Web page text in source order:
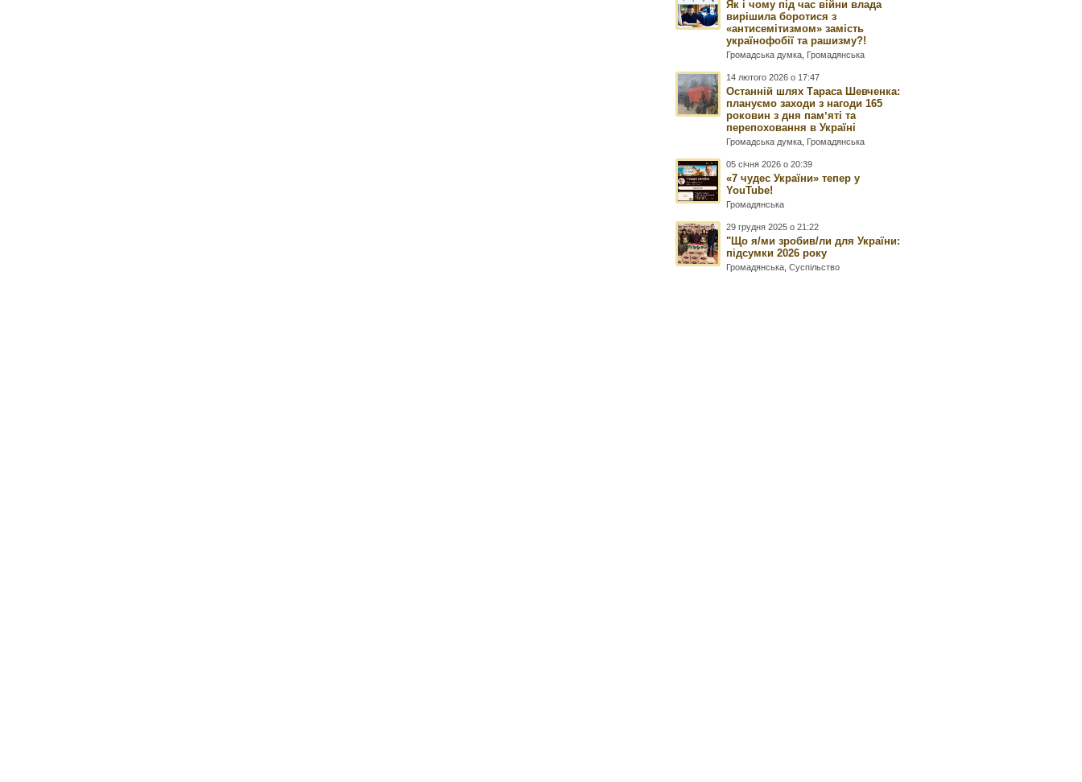
Як і чому під час війни влада
вирішила боротися з
«антисемітизмом» замість
українофобії та рашизму?!
Громадська думка Громадянська
14 лютого 2026 о 17:47
Останній шлях Тараса Шевченка:
плануємо заходи з нагоди 165
роковин з дня памʼяті та
перепоховання в Україні
Громадська думка Громадянська
05 січня 2026 о 20:39
«7 чудес України» тепер у
YouTube!
Громадянська
29 грудня 2025 о 21:22
"Що я/ми зробив/ли для України:
підсумки 2026 року
Громадянська ,Суспільство